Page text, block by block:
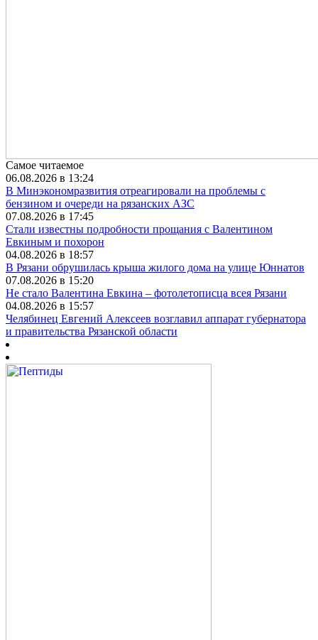
Самое читаемое
06.08.2026 в 13:24
В Минэкономразвития отреагировали на проблемы с
бензином и очереди на рязанских АЗС
07.08.2026 в 17:45
Стали известны подробности прощания с Валентином
Евкиным и похорон
04.08.2026 в 18:57
В Рязани обрушилась крыша жилого дома на улице Юннатов
07.08.2026 в 15:20
Не стало Валентина Евкина – фотолетописца всея Рязани
04.08.2026 в 15:57
Челябинец Евгений Алексеев возглавил аппарат губернатора
и правительства Рязанской области